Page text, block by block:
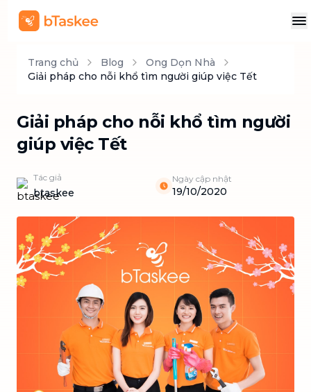
Trang chủ Blog
Ong Dọn Nhà
Giải pháp cho nỗi khổ tìm người giúp việc Tết
Giải pháp cho nỗi khổ tìm người
giúp việc Tết
Tác giả
btaskee
Ngày cập nhật
19/10/2020